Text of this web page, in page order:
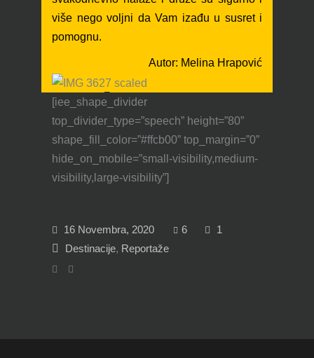
više nego voljni da Vam izađu u susret i
pomognu.
Autor: Melina Hrapović
Rebro
Lice u lice sa stijenom
[iee_shape_divider
top_divider_type=”speech” height=”80”
shape_fill_color=”#ffcb00” top_margin=”0”
hide_on_mobile=”small-visibility,medium-
visibility,large-visibility”]
16 Novembra, 2020 6
1
Destinacije, Reportaže